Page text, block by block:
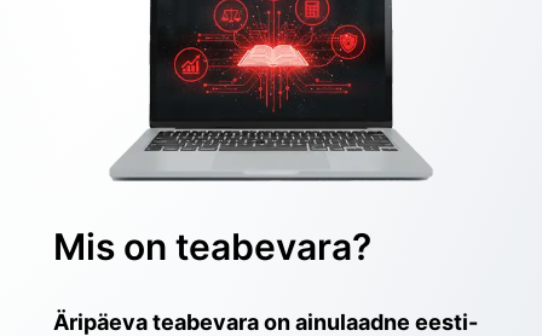
Mis on teabevara?
Äripäeva teabevara on ainulaadne eesti-